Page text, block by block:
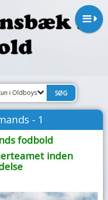
i Oldboys
- 1
fodbold
inden